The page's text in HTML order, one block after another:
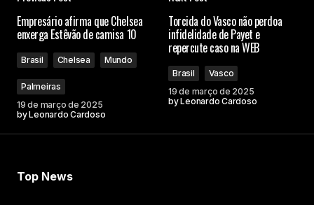
Empresário afirma que Chelsea
enxerga Estêvão de camisa 10
Brasil Chelsea Mundo
Palmeiras
19 de março de 2025
byLeonardo Cardoso
Torcida do Vasco não perdoa
infidelidade de Payet e
repercute caso na WEB
Brasil
Vasco
19 de março de 2025
byLeonardo Cardoso
Top News